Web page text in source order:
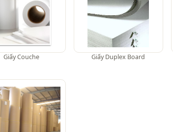
Giấy Couche Giấy Duplex Board